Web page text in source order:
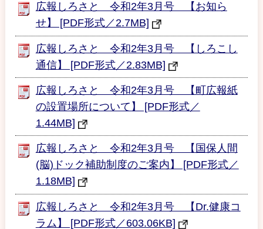
広報しろさと 令和2年3月号 【お知ら
せ】 [PDF形式／2.7MB]
広報しろさと 令和2年3月号 【しろこし
通信】 [PDF形式／2.83MB]
広報しろさと 令和2年3月号 【町広報紙
の設置場所について】 [PDF形式／
1.44MB]
広報しろさと 令和2年3月号 【国保人間
(脳)ドック補助制度のご案内】 [PDF形式／
1.18MB]
広報しろさと 令和2年3月号 【Dr.健康コ
ラム】 [PDF形式／603.06KB]